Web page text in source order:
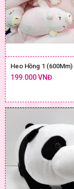
Heo Hồng 1 (600Mm)
199.000 VNĐ